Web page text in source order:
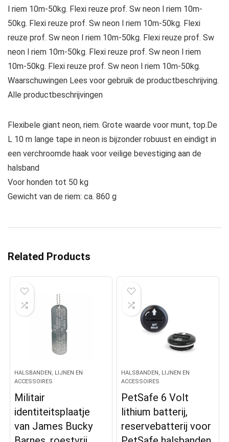
l riem 10m-50kg. Flexi reuze prof. Sw neon l riem 10m-
50kg. Flexi reuze prof. Sw neon l riem 10m-50kg. Flexi
reuze prof. Sw neon l riem 10m-50kg. Flexi reuze prof. Sw
neon l riem 10m-50kg. Flexi reuze prof. Sw neon l riem
10m-50kg. Flexi reuze prof. Sw neon l riem 10m-50kg.
Waarschuwingen Lees voor gebruik de productbeschrijving.
Alle productbeschrijvingen
Flexibele giant neon, riem. Grote waarde voor munt, top.De
L 10 m lange tape in neon is bijzonder robuust en eindigt in
een verchroomde haak voor veilige bevestiging aan de
halsband
Voor honden tot 50 kg
Gewicht van de riem: ca. 860 g
Related Products
HALSBANDEN, LIJNEN EN
ACCESSOIRES
Militair
identiteitsplaatje
van James Bucky
HALSBANDEN, LIJNEN EN
ACCESSOIRES
PetSafe 6 Volt
lithium batterij,
reservebatterij voor